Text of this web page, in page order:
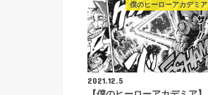
僕のヒーローアカデミア
2021.12.5